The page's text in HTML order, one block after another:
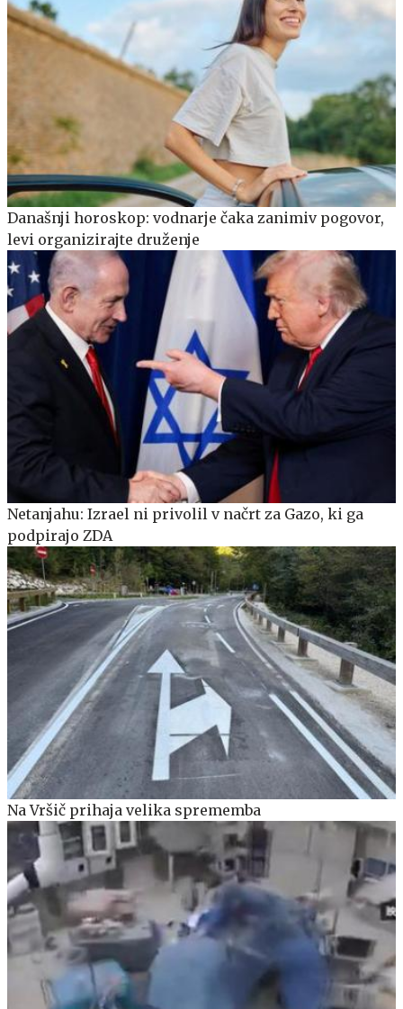
Današnji horoskop: vodnarje čaka zanimiv pogovor,
levi organizirajte druženje
Netanjahu: Izrael ni privolil v načrt za Gazo, ki ga
podpirajo ZDA
Na Vršič prihaja velika sprememba